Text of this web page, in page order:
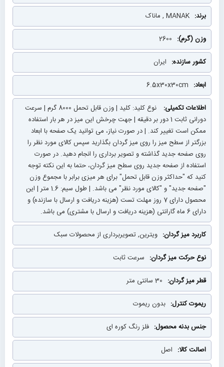
MANAK , ماناک
2600
ایران
6.5x30x30cm
نوع کلید: کلید | وزن قابل تحمل 8000 گرم | سرعت
دورانی ثابت 1 دور بر دقیقه | جهت چرخش این میز در هر بار استفاده
ممکن است تغییر کند. | در صورت نیاز، می توانید یک صفحه با ابعاد
بزرگتر از سطح میز را روی میز گردان بگذارید سپس کالای مورد نظر را
روی صفحه جدید گذاشته و تصویر برداری را انجام دهید. در صورت
استفاده از صفحه جدید روی سطح میز گردان، حتما به این نکته توجه
کنید که "حداکثر وزن قابل تحمل" برای هر میزی برابر با مجموع وزن
"صفحه جدید" و "کالای مورد نظر" می باشد. | طول سیم: 1.6 متر | این
محصول دارای 7 روز مهلت تست (هزینه دریافت و ارسال با سازنده) و
دارای 6 ماه گارانتی (هزینه دریافت و ارسال با مشتری) می باشد.
ویترین, تصویربرداری از محصولات سبک
سرعت ثابت
30 سانتی متر
بدون ریموت
فلز رنگ کوره ای
اصل